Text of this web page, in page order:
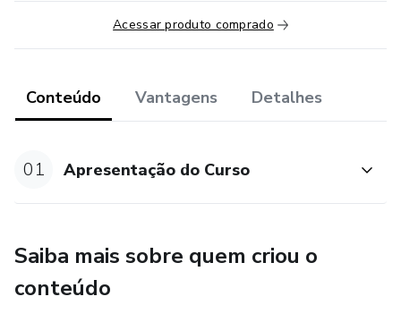
>Boa remuneração
>Apredizado rápido
>Não exige registro no CRECI
>Comissões altas na venda de imóveis
>Mercado sólido que paga em dia
Acessar produto comprado
Conteúdo Vantagens Detalhes
01 Apresentação do Curso
Saiba mais sobre quem criou o
conteúdo